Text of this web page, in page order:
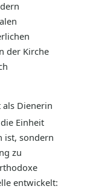
der Kirche
Dienerin
Einheit
ist, sondern
zu
entwickelt: